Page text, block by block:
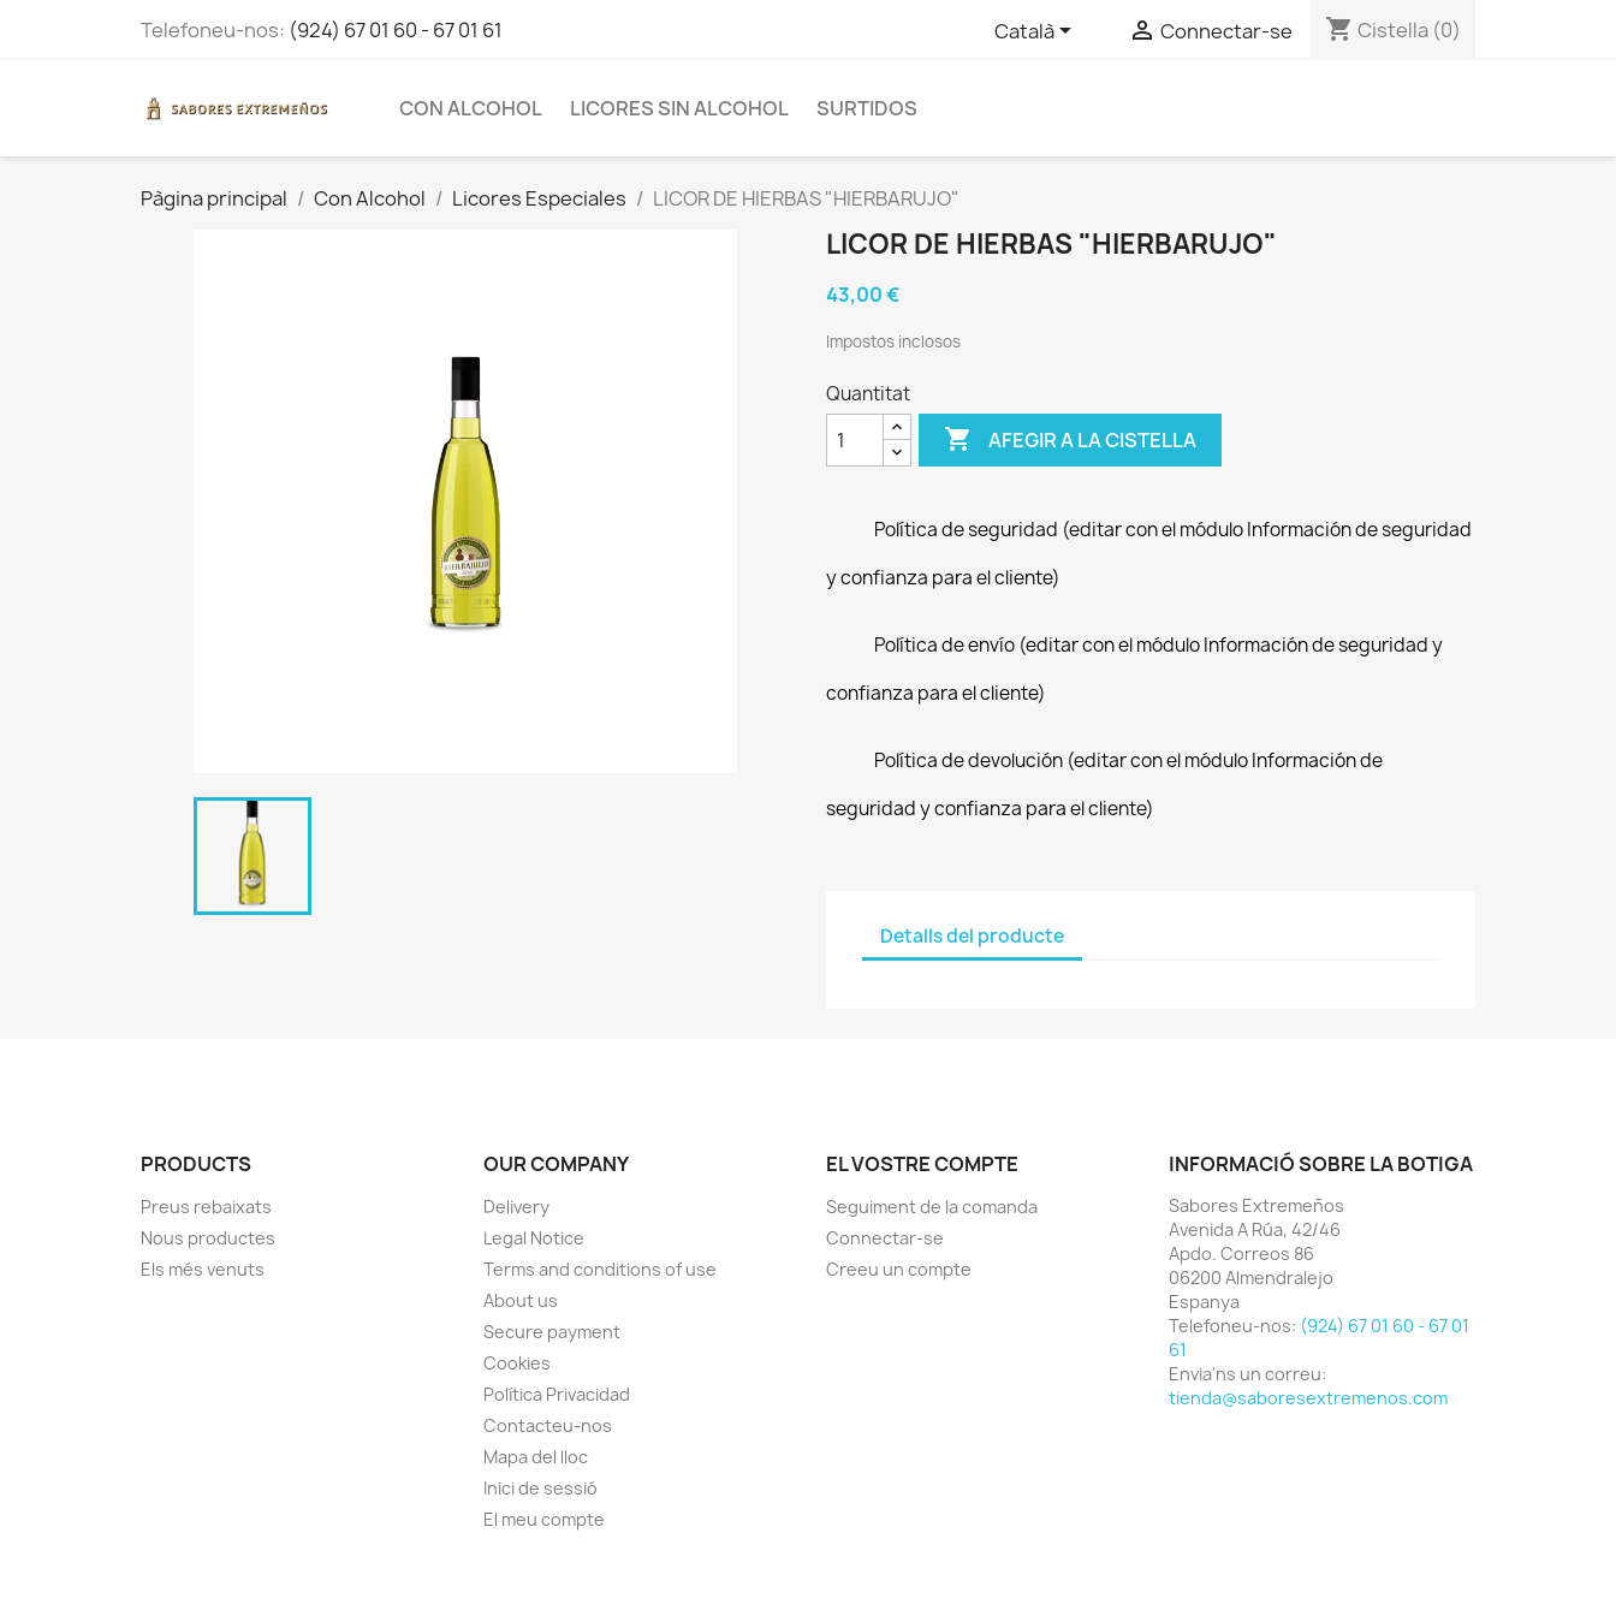
Telefoneu-nos: (924) 67 01 60 - 67 01 61 Català  Connectar-se shopping_cart Cistella (0)
CON ALCOHOL LICORES SIN ALCOHOL SURTIDOS
Pàgina principal Con Alcohol Licores Especiales LICOR DE HIERBAS "HIERBARUJO"
LICOR DE HIERBAS "HIERBARUJO"
43,00 €
Impostos inclosos
Quantitat
 AFEGIR A LA CISTELLA
Política de seguridad (editar con el módulo Información de seguridad
y confianza para el cliente)
Política de envío (editar con el módulo Información de seguridad y
confianza para el cliente)
Política de devolución (editar con el módulo Información de
seguridad y confianza para el cliente)
Detalls del producte
PRODUCTS
Preus rebaixats
Nous productes
Els més venuts
OUR COMPANY
Delivery
Legal Notice
Terms and conditions of use
About us
Secure payment
Cookies
Política Privacidad
Contacteu-nos
Mapa del lloc
Inici de sessió
El meu compte
EL VOSTRE COMPTE
Seguiment de la comanda
Connectar-se
Creeu un compte
INFORMACIÓ SOBRE LA BOTIGA
Sabores Extremeños
Avenida A Rúa, 42/46
Apdo. Correos 86
06200 Almendralejo
Espanya
Telefoneu-nos: (924) 67 01 60 - 67 01
61
Envia'ns un correu:
tienda@saboresextremenos.com